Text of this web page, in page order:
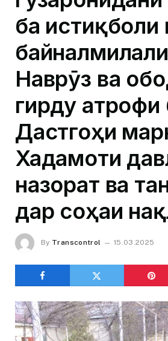
ба истиқболи
Наврӯз ва
гирду атрофи
Дастгоҳи
Хадамоти
назорат ва
дар соҳаи
By Transcontrol 15.03.2025